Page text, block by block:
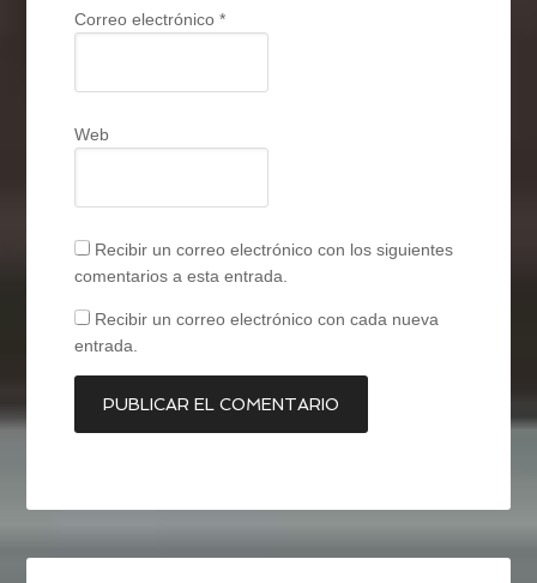
Correo electrónico*
Web
Recibir un correo electrónico con los siguientes
comentarios a esta entrada.
Recibir un correo electrónico con cada nueva
entrada.